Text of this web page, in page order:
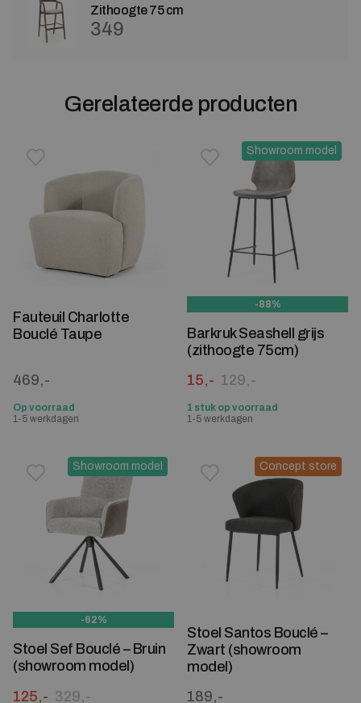
Zithoogte 75 cm
349
Gerelateerde producten
Toevoegen aan verlanglijstje
Verwijderen van verlanglijst
Fauteuil Charlotte
Bouclé Taupe
469,-
Op voorraad
1-5 werkdagen
Showroom model
Toevoegen aan
Verwijderen van verlanglijst
-88%
Barkruk Seashell grijs
(zithoogte 75cm)
129,-
Oorspronkelijke prijs
15,-
Huidige prijs is: 15,-.
1 stuk op voorraad
1-5 werkdagen
Showroom model
Toevoegen aan verlanglijstje
Verwijderen van verlanglijst
-62%
Stoel Sef Bouclé – Bruin
(showroom model)
329,-
Oorspronkelijke prijs was: 329,-.
125,-
Huidige prijs is: 125,-.
Concept store
Toevoegen aan
Verwijderen van verlanglijst
Stoel Santos Bouclé –
Zwart (showroom
model)
189,-